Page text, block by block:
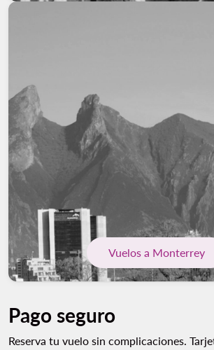
Vuelos a Monterrey
Pago seguro
Reserva tu vuelo sin complicaciones.